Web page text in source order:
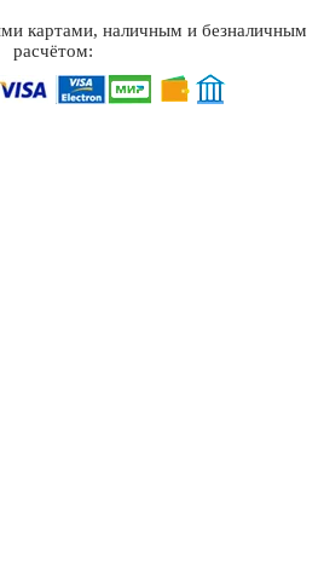
картами, наличным и безналичным
расчётом: